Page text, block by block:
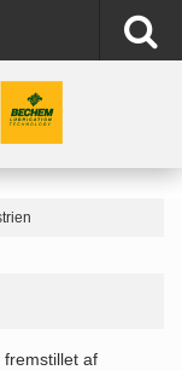
fremstillet af